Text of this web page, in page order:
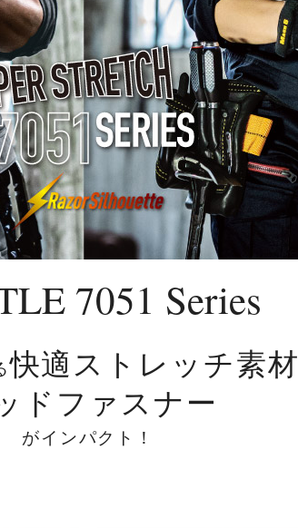
7051 Series
快適ストレッチ素材
ドファスナー
がインパクト！